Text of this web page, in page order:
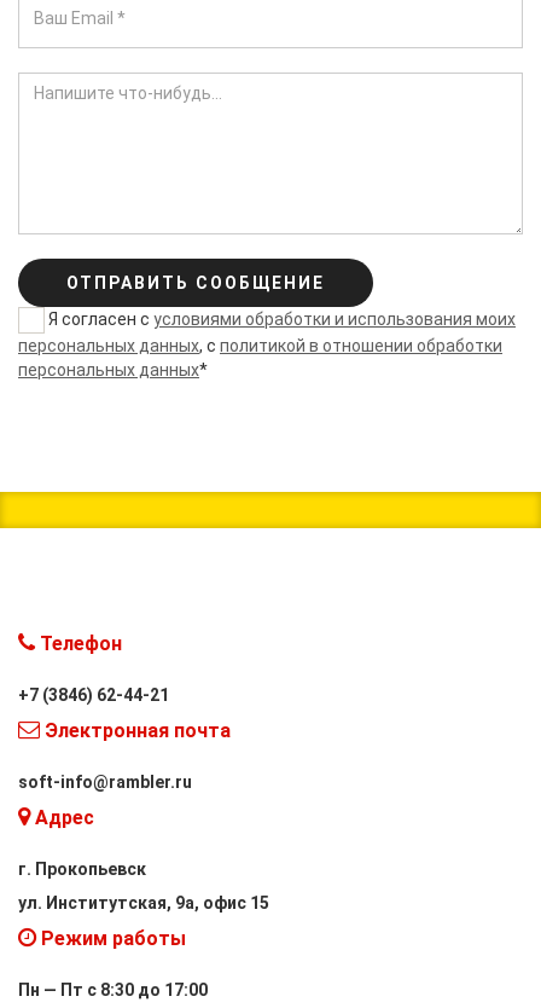
ОТПРАВИТЬ СООБЩЕНИЕ
Я согласен с условиями обработки и использования моих
персональных данных, с политикой в отношении обработки
персональных данных*
Телефон
+7 (3846) 62-44-21
Электронная почта
soft-info@rambler.ru
Адрес
г. Прокопьевск
ул. Институтская, 9а, офис 15
Режим работы
Пн — Пт с 8:30 до 17:00